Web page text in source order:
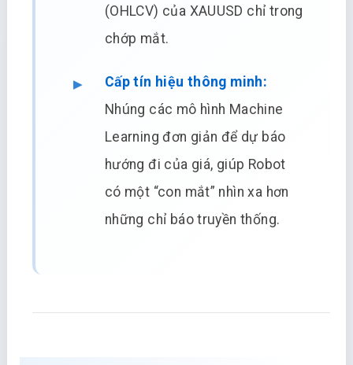
(OHLCV) của XAUUSD chỉ trong
chớp mắt.
Cấp tín hiệu thông minh:
Nhúng các mô hình Machine
Learning đơn giản để dự báo
hướng đi của giá, giúp Robot
có một “con mắt” nhìn xa hơn
những chỉ báo truyền thống.